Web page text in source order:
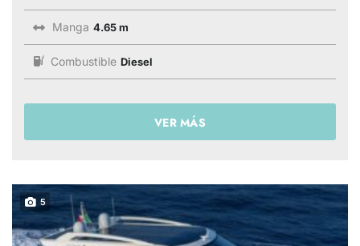
Manga 4.65 m
Combustible Diesel
VER MÁS
5